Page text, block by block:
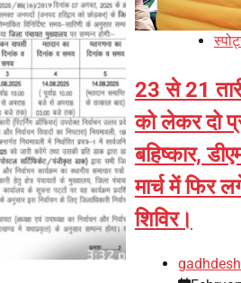
23 से 21
को लेकर दो
बहिष्कार,
मार्च में फिर
शिविर।